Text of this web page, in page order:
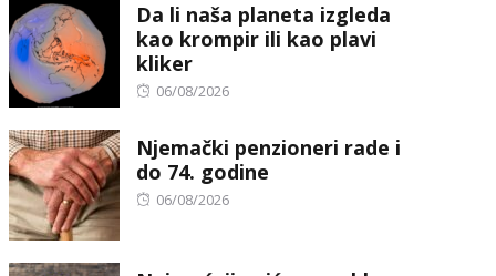
Da li naša planeta izgleda
kao krompir ili kao plavi
kliker
Posted
06/08/2026
Njemački penzioneri rade i
do 74. godine
Posted
06/08/2026